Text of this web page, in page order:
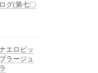
グ(第七〇
エロビッ
ラージュ